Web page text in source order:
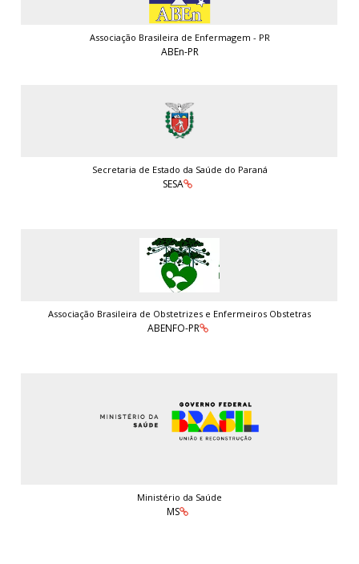
Associação Brasileira de Enfermagem - PR
ABEn-PR
Secretaria de Estado da Saúde do Paraná
SESA
Associação Brasileira de Obstetrizes e Enfermeiros Obstetras
ABENFO-PR
Ministério da Saúde
MS